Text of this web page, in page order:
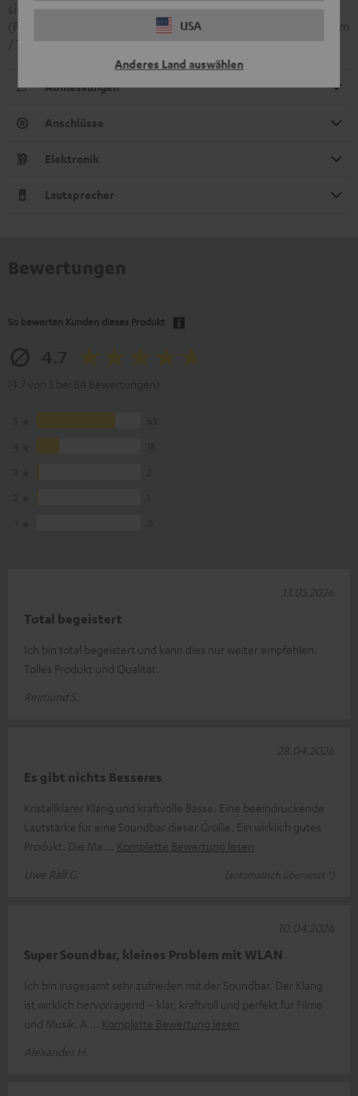
USA
Anderes Land auswählen
sich auf die Downfire-Konfiguration inkl. Standfüssen
(Frontfire-Konfiguration inkl. Standfüssen: H 37,3 cm /B 31,1 cm
/ T 36,0 cm)
Abmessungen
Anschlüsse
Elektronik
Lautsprecher
So bewerten Kunden dieses Produkt
Total begeistert
Ich bin total begeistert und kann dies nur weiter empfehlen.
Tolles Produkt und Qualität.
Reimund S.
13.05.2026
Es gibt nichts Besseres
Kristallklarer Klang und kraftvolle Bässe. Eine beeindruckende
Lautstärke für eine Soundbar dieser Größe. Ein wirklich gutes
Produkt. Die Ma
Komplette Bewertung lesen
Uwe Ralf G.
(automatisch übersetzt *)
28.04.2026
Super Soundbar, kleines Problem mit WLAN
Ich bin insgesamt sehr zufrieden mit der Soundbar. Der Klang
ist wirklich hervorragend – klar, kraftvoll und perfekt für Filme
und Musik. A
Komplette Bewertung lesen
Alexander H.
10.04.2026